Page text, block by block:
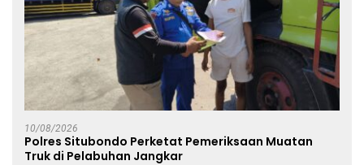
10/08/2026
Polres Situbondo Perketat Pemeriksaan Muatan
Truk di Pelabuhan Jangkar